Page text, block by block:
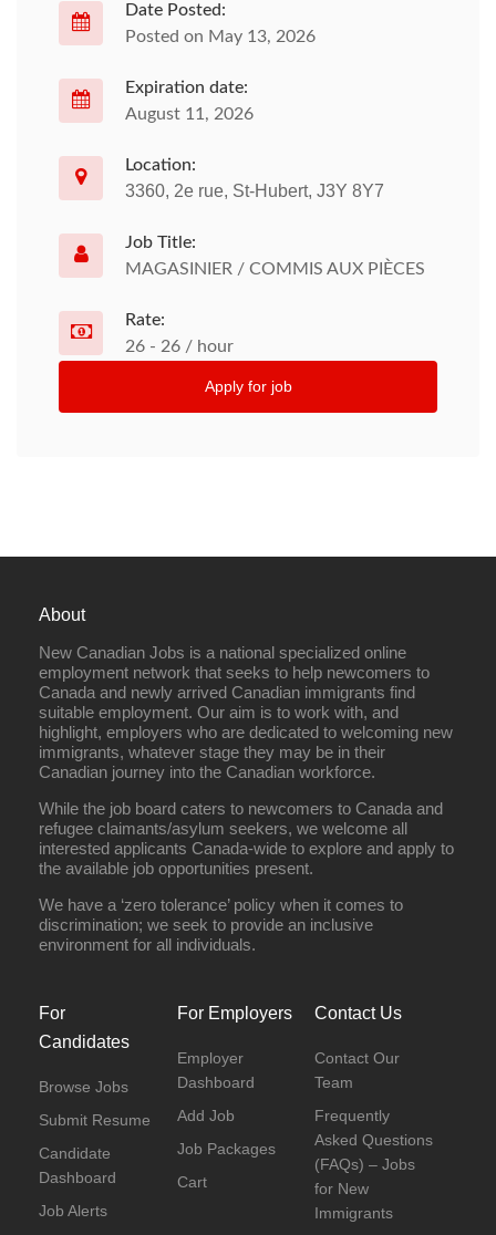
Date Posted:
Posted on May 13, 2026
Expiration date:
August 11, 2026
Location:
3360, 2e rue, St-Hubert, J3Y 8Y7
Job Title:
MAGASINIER / COMMIS AUX PIÈCES
Rate:
26 - 26 / hour
Apply for job
About
New Canadian Jobs is a national specialized online
employment network that seeks to help newcomers to
Canada and newly arrived Canadian immigrants find
suitable employment. Our aim is to work with, and
highlight, employers who are dedicated to welcoming new
immigrants, whatever stage they may be in their
Canadian journey into the Canadian workforce.
While the job board caters to newcomers to Canada and
refugee claimants/asylum seekers, we welcome all
interested applicants Canada-wide to explore and apply to
the available job opportunities present.
We have a ‘zero tolerance’ policy when it comes to
discrimination; we seek to provide an inclusive
environment for all individuals.
For
Candidates
Browse Jobs
Submit Resume
Candidate
Dashboard
Job Alerts
For Employers
Employer
Dashboard
Add Job
Job Packages
Cart
Contact Us
Contact Our
Team
Frequently
Asked Questions
(FAQs) – Jobs
for New
Immigrants